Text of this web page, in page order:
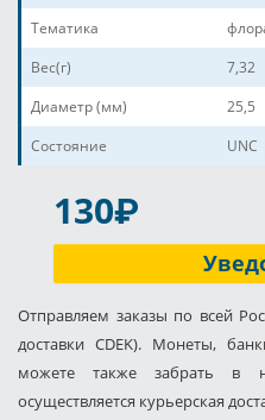
Тематика
Вес(г)
7,32
Диаметр (мм)
25,5
Состояние
UNC
130P
Отправляем заказы по всей
доставки CDEK). Монеты,
можете также забрать в
осуществляется курьерская